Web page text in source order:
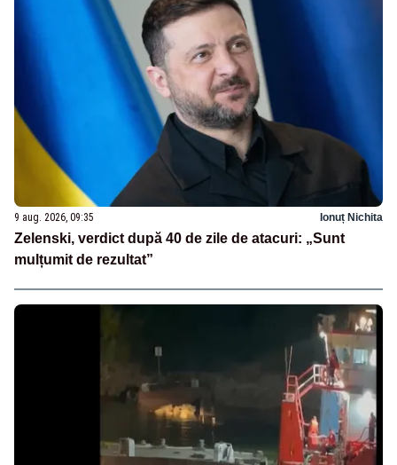
9 aug. 2026, 09:35 Ionuț Nichita
Zelenski, verdict după 40 de zile de atacuri: „Sunt
mulțumit de rezultat”